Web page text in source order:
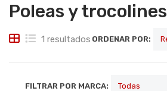
Poleas y trocolines
1 resultados ORDENAR POR:
FILTRAR POR MARCA: